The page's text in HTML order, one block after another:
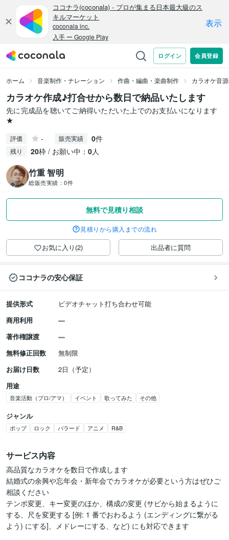
ホーム 音楽制作・ナレーション 作曲・編曲・楽曲制作 カラオケ音
カラオケ作成♪打合せから数日で納品いたします
先に完成品を聴いてご納得いただいた上でのお支払いになります
★
評価 - 販売実績 0件
残り 20枠 / お願い中： 0人
竹重 智明
総販売実績： 0件
無料で見積り相談
見積りから購入までの流れ
お気に入り(2) 出品者に質問
ココナラの安心保証
提供形式
ビデオチャット打ち合わせ可能
商用利用
著作権譲渡
無料修正回数
無制限
お届け日数
2日（予定）
用途
音楽活動（プロ/アマ） イベント 歌ってみた その他
ジャンル
ポップ ロック バラード アニメ R&B
サービス内容
高品質なカラオケを数日で作成します
結婚式の余興や忘年会・新年会でカラオケが必要という方はぜひご
相談ください
テンポ変更、キー変更のほか、構成の変更 (サビから始まるように
する、尺を変更する [例: 1 番でおわるよう (エンディングに繋がる
よう) にする]、メドレーにする、など) にも対応できます